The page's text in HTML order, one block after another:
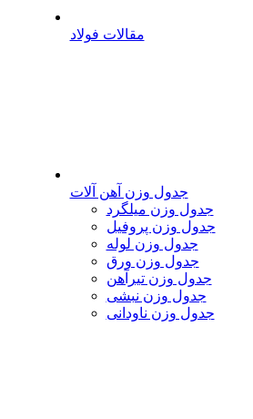
مقالات فولاد
جدول وزن آهن آلات
جدول وزن میلگرد
جدول وزن پروفیل
جدول وزن لوله
جدول وزن ورق
جدول وزن تیرآهن
جدول وزن نبشی
جدول وزن ناودانی